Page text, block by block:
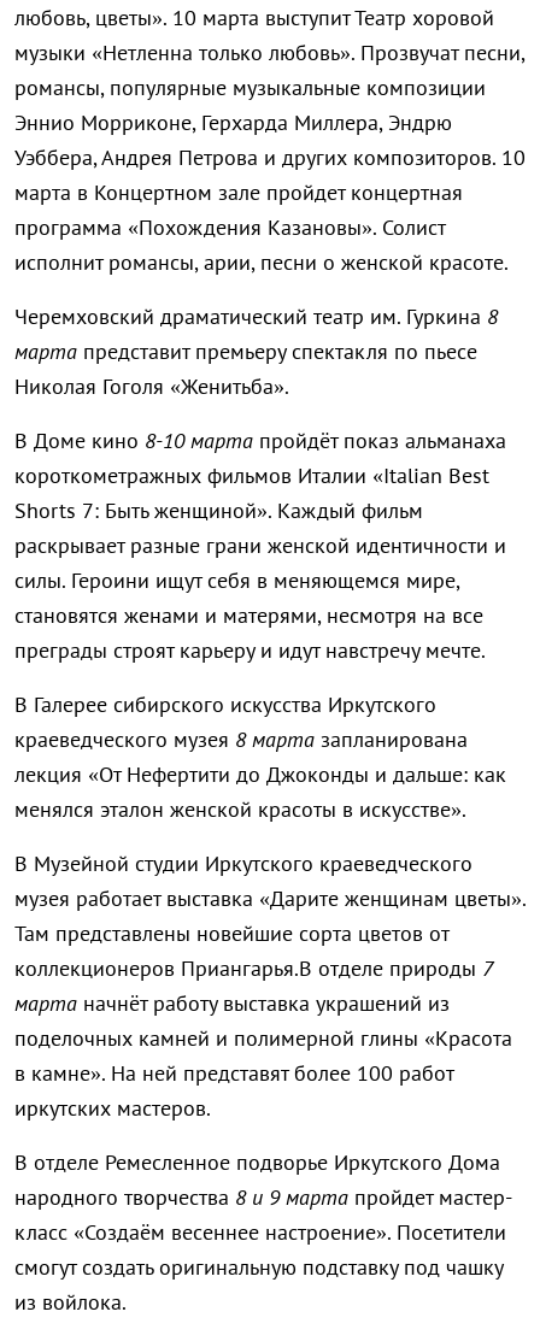
любовь, цветы». 10 марта выступит Театр хоровой
музыки «Нетленна только любовь». Прозвучат песни,
романсы, популярные музыкальные композиции
Эннио Морриконе, Герхарда Миллера, Эндрю
Уэббера, Андрея Петрова и других композиторов. 10
марта в Концертном зале пройдет концертная
программа «Похождения Казановы». Солист
исполнит романсы, арии, песни о женской красоте.
Черемховский драматический театр им. Гуркина 8
марта представит премьеру спектакля по пьесе
Николая Гоголя «Женитьба».
В Доме кино 8-10 марта пройдёт показ альманаха
короткометражных фильмов Италии «Italian Best
Shorts 7: Быть женщиной». Каждый фильм
раскрывает разные грани женской идентичности и
силы. Героини ищут себя в меняющемся мире,
становятся женами и матерями, несмотря на все
преграды строят карьеру и идут навстречу мечте.
В Галерее сибирского искусства Иркутского
краеведческого музея 8 марта запланирована
лекция «От Нефертити до Джоконды и дальше: как
менялся эталон женской красоты в искусстве».
В Музейной студии Иркутского краеведческого
музея работает выставка «Дарите женщинам цветы».
Там представлены новейшие сорта цветов от
коллекционеров Приангарья.В отделе природы 7
марта начнёт работу выставка украшений из
поделочных камней и полимерной глины «Красота
в камне». На ней представят более 100 работ
иркутских мастеров.
В отделе Ремесленное подворье Иркутского Дома
народного творчества 8 и 9 марта пройдет мастер-
класс «Создаём весеннее настроение». Посетители
смогут создать оригинальную подставку под чашку
из войлока.